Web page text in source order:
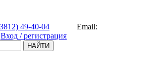
49-40-04
Email:
Вход / регистрация
НАЙТИ